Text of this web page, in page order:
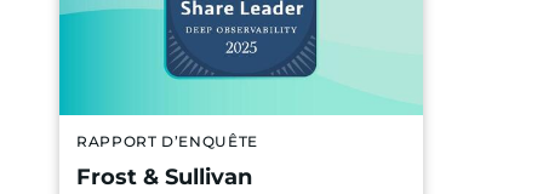
RAPPORT D’ENQUÊTE
Frost & Sullivan